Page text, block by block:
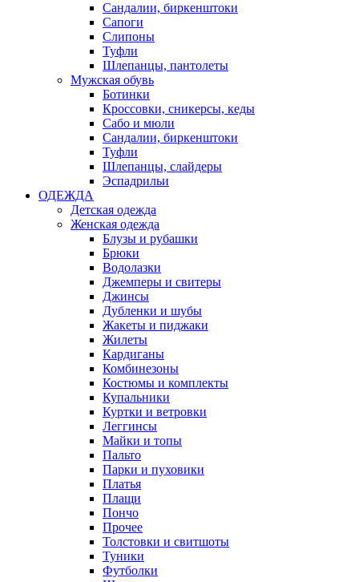
Сандалии, биркенштоки
Сапоги
Слипоны
Туфли
Шлепанцы, пантолеты
Мужская обувь
Ботинки
Кроссовки, сникерсы, кеды
Сабо и мюли
Сандалии, биркенштоки
Туфли
Шлепанцы, слайдеры
Эспадрильи
ОДЕЖДА
Детская одежда
Женская одежда
Блузы и рубашки
Брюки
Водолазки
Джемперы и свитеры
Джинсы
Дубленки и шубы
Жакеты и пиджаки
Жилеты
Кардиганы
Комбинезоны
Костюмы и комплекты
Купальники
Куртки и ветровки
Леггинсы
Майки и топы
Пальто
Парки и пуховики
Платья
Плащи
Пончо
Прочее
Толстовки и свитшоты
Туники
Футболки